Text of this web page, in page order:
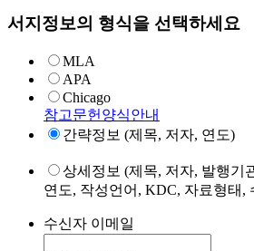
서지정보의 형식을 선택하세요
MLA
APA
Chicago
참고문헌양식안내
간략정보 (제목, 저자, 연도)
상세정보 (제목, 저자, 발행기
연도, 작성언어, KDC, 자료형태,
수신자 이메일